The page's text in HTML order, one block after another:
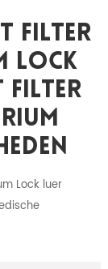
Filter
Lock
Filter
Lock luer